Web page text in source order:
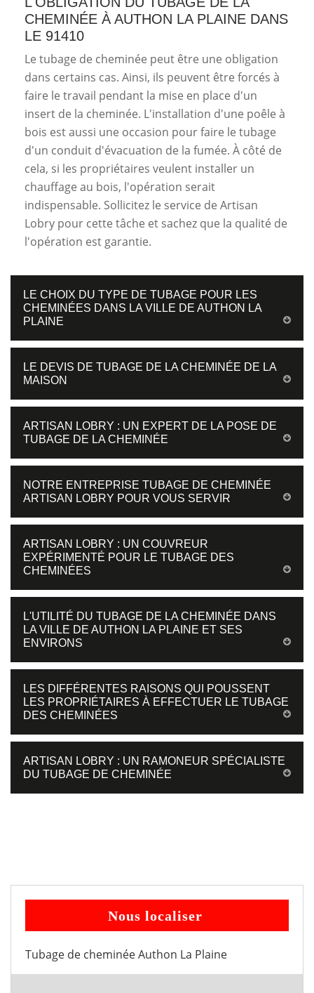
CHEMINÉE À AUTHON LA PLAINE DANS
LE 91410
Le tubage de cheminée peut être une obligation
dans certains cas. Ainsi, ils peuvent être forcés à
faire le travail pendant la mise en place d'un
insert de la cheminée. L'installation d'une poêle à
bois est aussi une occasion pour faire le tubage
d'un conduit d'évacuation de la fumée. À côté de
cela, si les propriétaires veulent installer un
chauffage au bois, l'opération serait
indispensable. Sollicitez le service de Artisan
Lobry pour cette tâche et sachez que la qualité de
l'opération est garantie.
LE CHOIX DU TYPE DE TUBAGE POUR LES
CHEMINÉES DANS LA VILLE DE AUTHON LA
PLAINE
LE DEVIS DE TUBAGE DE LA CHEMINÉE DE LA
MAISON
ARTISAN LOBRY : UN EXPERT DE LA POSE DE
TUBAGE DE LA CHEMINÉE
NOTRE ENTREPRISE TUBAGE DE CHEMINÉE
ARTISAN LOBRY POUR VOUS SERVIR
ARTISAN LOBRY : UN COUVREUR
EXPÉRIMENTÉ POUR LE TUBAGE DES
CHEMINÉES
L'UTILITÉ DU TUBAGE DE LA CHEMINÉE DANS
LA VILLE DE AUTHON LA PLAINE ET SES
ENVIRONS
LES DIFFÉRENTES RAISONS QUI POUSSENT
LES PROPRIÉTAIRES À EFFECTUER LE TUBAGE
DES CHEMINÉES
ARTISAN LOBRY : UN RAMONEUR SPÉCIALISTE
DU TUBAGE DE CHEMINÉE
Nous localiser
Tubage de cheminée Authon La Plaine